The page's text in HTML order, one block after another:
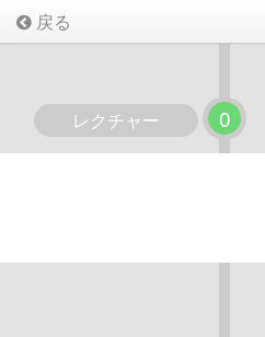
戻る
レクチャー 0